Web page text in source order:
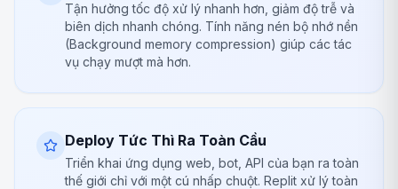
Tận hưởng tốc độ xử lý nhanh hơn, giảm độ trễ và
biên dịch nhanh chóng. Tính năng nén bộ nhớ nền
(Background memory compression) giúp các tác
vụ chạy mượt mà hơn.
Deploy Tức Thì Ra Toàn Cầu
Triển khai ứng dụng web, bot, API của bạn ra toàn
thế giới chỉ với một cú nhấp chuột. Replit xử lý toàn